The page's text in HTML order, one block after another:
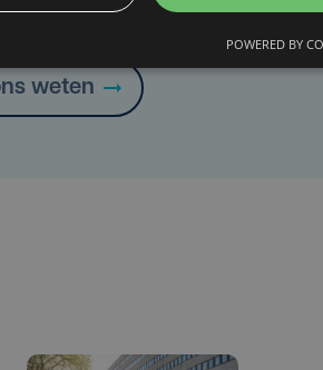
opgemerkt in dit artikel?
weten
POWERED BY